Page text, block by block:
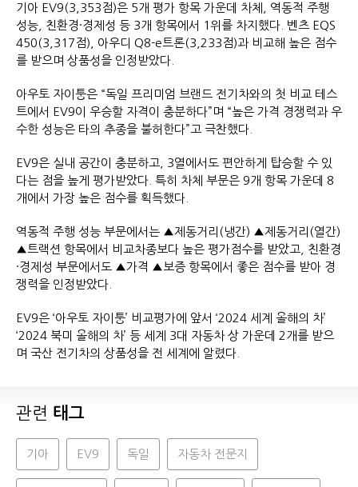
기아 EV9(3,353점)은 5개 평가 항목 가운데 차체, 역동적 주행
성능, 친환경·경제성 등 3개 항목에서 1위를 차지했다. 벤츠 EQS
450(3,317점), 아우디 Q8-e트론(3,233점)과 비교해 높은 점수
를 받으며 상품성을 인정받았다.
아우토 자이퉁은 “독일 프리미엄 브랜드 전기차와의 첫 비교 테스
트에서 EV9이 우승할 자격이 충분하다”며 “높은 가격 경쟁력과 우
수한 성능은 타의 추종을 불허한다”고 극찬했다.
EV9은 실내 공간이 충분하고, 3열에서도 편안하게 탑승할 수 있
다는 점을 높게 평가받았다. 특히 차체 부문은 9개 항목 가운데 8
개에서 가장 높은 점수를 획득했다.
역동적 주행 성능 부문에서는 ▲제동거리(냉간) ▲제동거리(열간)
▲트랙션 항목에서 비교차종보다 높은 평가점수를 받았고, 친환경
·경제성 부문에서도 ▲가격 ▲보증 항목에서 좋은 점수를 받아 경
쟁력을 인정받았다.
EV9은 ‘아우토 자이퉁’ 비교평가에 앞서 ‘2024 세계 올해의 차’
‘2024 북미 올해의 차’ 등 세계 3대 자동차 상 가운데 2개를 받으
며 국산 전기차의 상품성을 전 세계에 알렸다.
관련 태그
기아 EV9 독일 자동차 전문지